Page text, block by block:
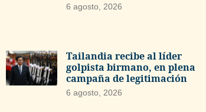
6 agosto, 2026
Tailandia recibe al líder
golpista birmano, en plena
campaña de legitimación
6 agosto, 2026